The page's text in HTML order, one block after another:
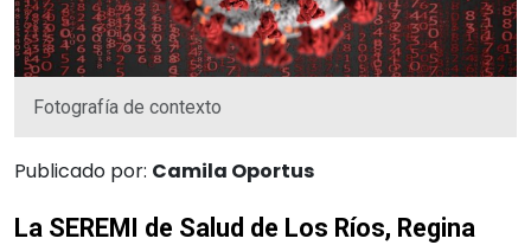
Fotografía de contexto
Publicado por: Camila Oportus
La SEREMI de Salud de Los Ríos, Regina